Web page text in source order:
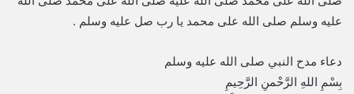
عليه وسلم صلى الله على محمد يا رب صل عليه وسلم .
دعاء مدح النبي صلى الله عليه وسلم
بِسْمِ اللهِ الرَّحْمنِ الرَّحِيمِ